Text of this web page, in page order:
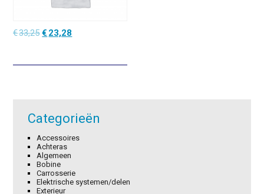
€33,25Oorspronkelijke
€33,25.
€ 23,28
€23,28.
Categorieën
Accessoires
Achteras
Algemeen
Bobine
Carrosserie
Elektrische systemen/delen
Exterieur